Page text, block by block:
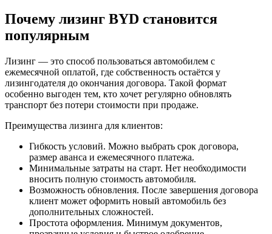
Почему лизинг BYD становится
популярным
Лизинг — это способ пользоваться автомобилем с
ежемесячной оплатой, где собственность остаётся у
лизингодателя до окончания договора. Такой формат
особенно выгоден тем, кто хочет регулярно обновлять
транспорт без потери стоимости при продаже.
Преимущества лизинга для клиентов:
Гибкость условий. Можно выбрать срок договора,
размер аванса и ежемесячного платежа.
Минимальные затраты на старт. Нет необходимости
вносить полную стоимость автомобиля.
Возможность обновления. После завершения договора
клиент может оформить новый автомобиль без
дополнительных сложностей.
Простота оформления. Минимум документов,